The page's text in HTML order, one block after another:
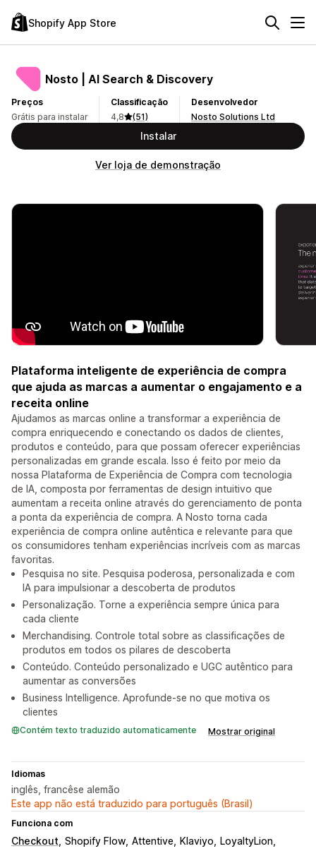
Shopify App Store
Nosto | AI Search & Discovery
Preços
Grátis para instalar
Classificação
4,8
(51)
Desenvolvedor
Nosto Solutions Ltd
Instalar
Ver loja de demonstração
Plataforma inteligente de experiência de compra
que ajuda as marcas a aumentar o engajamento e a
receita online
Ajudamos as marcas online a transformar a experiência de
compra enriquecendo e conectando os dados de clientes,
produtos e conteúdo, para que possam oferecer experiências
personalizadas em grande escala. Isso é feito por meio da
nossa Plataforma de Experiência de Compra com tecnologia
de IA, composta por ferramentas de design intuitivo que
aumentam a receita online através do gerenciamento de ponta
a ponta da experiência de compra. A Nosto torna cada
experiência de compra online autêntica e relevante para que
os consumidores tenham experiências incríveis com as marcas
favoritas.
Pesquisa no site. Pesquisa poderosa, personalizada e com
IA para impulsionar a descoberta de produtos
Personalização. Torne a experiência sempre única para
cada cliente
Merchandising. Controle total sobre as classificações de
produtos em todos os pilares de descoberta
Conteúdo. Conteúdo personalizado e UGC autêntico para
aumentar as conversões
Business Intelligence. Aprofunde-se no que motiva os
clientes
Contém texto traduzido automaticamente Mostrar original
Idiomas
inglês, francêse alemão
Este app não está traduzido para português (Brasil)
Funciona com
Checkout Shopify Flow Attentive Klaviyo
LoyaltyLion